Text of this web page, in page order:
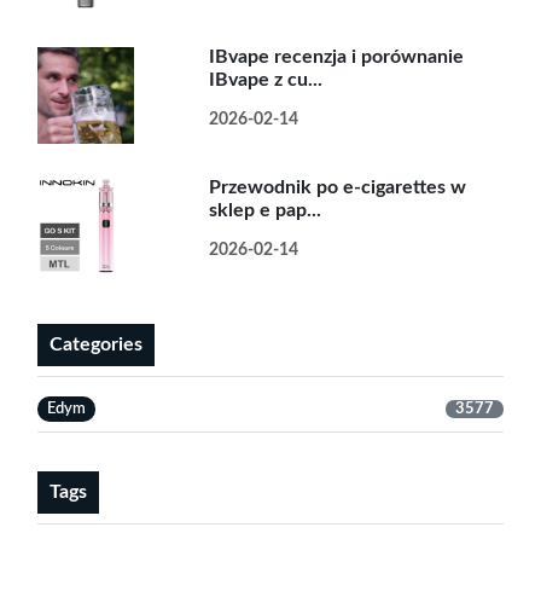
IBvape recenzja i porównanie
IBvape z cu...
2026-02-14
Przewodnik po e-cigarettes w
sklep e pap...
2026-02-14
Categories
Edym 3577
Tags